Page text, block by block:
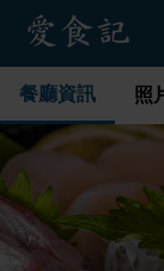
餐廳資訊 照